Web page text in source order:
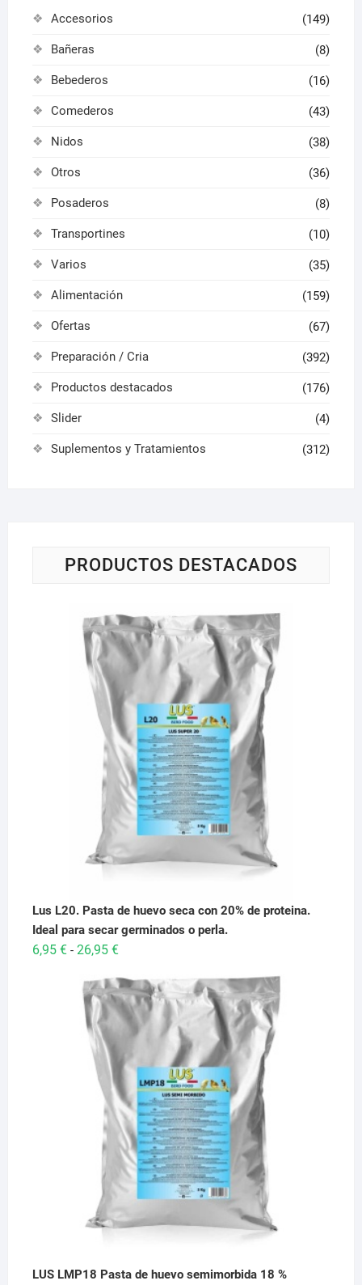
Accesorios (149)
Bañeras (8)
Bebederos (16)
Comederos (43)
Nidos (38)
Otros (36)
Posaderos (8)
Transportines (10)
Varios (35)
Alimentación (159)
Ofertas (67)
Preparación / Cria (392)
Productos destacados (176)
Slider (4)
Suplementos y Tratamientos (312)
PRODUCTOS DESTACADOS
Lus L20. Pasta de huevo seca con 20% de proteina.
Ideal para secar germinados o perla.
6,95 € - 26,95 €Rango
precios:
desde
6,95 €
26,95 €
LUS LMP18 Pasta de huevo semimorbida 18 %